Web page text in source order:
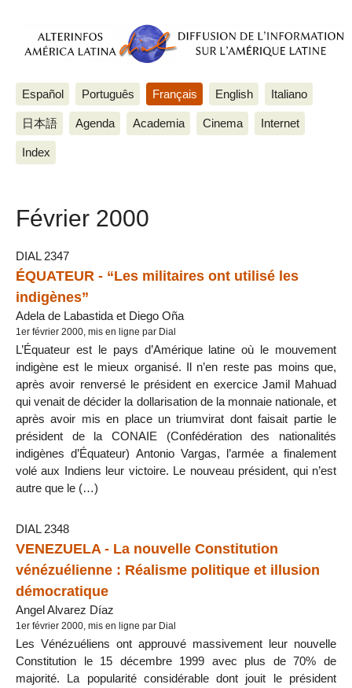
Español Português Français English Italiano
日本語 Agenda Academia Cinema Internet
Index
Février 2000
DIAL 2347
ÉQUATEUR - “Les militaires ont utilisé les
indigènes”
Adela de Labastida et Diego Oña
1er février 2000, mis en ligne par Dial
L’Équateur est le pays d’Amérique latine où le mouvement
indigène est le mieux organisé. Il n’en reste pas moins que,
après avoir renversé le président en exercice Jamil Mahuad
qui venait de décider la dollarisation de la monnaie nationale, et
après avoir mis en place un triumvirat dont faisait partie le
président de la CONAIE (Confédération des nationalités
indigènes d’Équateur) Antonio Vargas, l’armée a finalement
volé aux Indiens leur victoire. Le nouveau président, qui n’est
autre que le (…)
DIAL 2348
VENEZUELA - La nouvelle Constitution
vénézuélienne : Réalisme politique et illusion
démocratique
Angel Alvarez Díaz
1er février 2000, mis en ligne par Dial
Les Vénézuéliens ont approuvé massivement leur nouvelle
Constitution le 15 décembre 1999 avec plus de 70% de
majorité. La popularité considérable dont jouit le président